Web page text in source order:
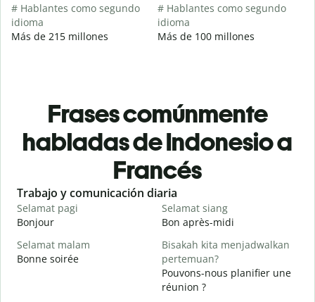
# Hablantes como segundo
idioma
Más de 215 millones
# Hablantes como segundo
idioma
Más de 100 millones
Frases comúnmente
habladas de Indonesio a
Francés
Slide 1 of 6
Trabajo y comunicación diaria
Selamat pagi
Bonjour
Selamat siang
Bon après-midi
Selamat malam
Bonne soirée
Bisakah kita menjadwalkan
pertemuan?
Pouvons-nous planifier une
réunion ?